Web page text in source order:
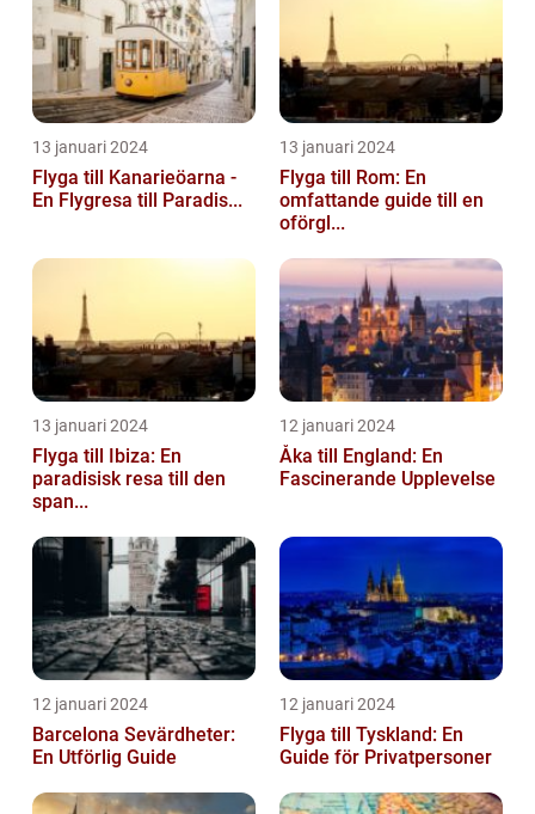
13 januari 2024
Flyga till Kanarieöarna -
En Flygresa till Paradis...
13 januari 2024
Flyga till Rom: En
omfattande guide till en
oförgl...
13 januari 2024
Flyga till Ibiza: En
paradisisk resa till den
span...
12 januari 2024
Åka till England: En
Fascinerande Upplevelse
12 januari 2024
Barcelona Sevärdheter:
En Utförlig Guide
12 januari 2024
Flyga till Tyskland: En
Guide för Privatpersoner